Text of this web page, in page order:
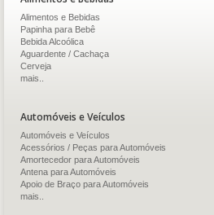
Alimentos e Bebidas
Papinha para Bebê
Bebida Alcoólica
Aguardente / Cachaça
Cerveja
mais..
Automóveis e Veículos
Automóveis e Veículos
Acessórios / Peças para Automóveis
Amortecedor para Automóveis
Antena para Automóveis
Apoio de Braço para Automóveis
mais..